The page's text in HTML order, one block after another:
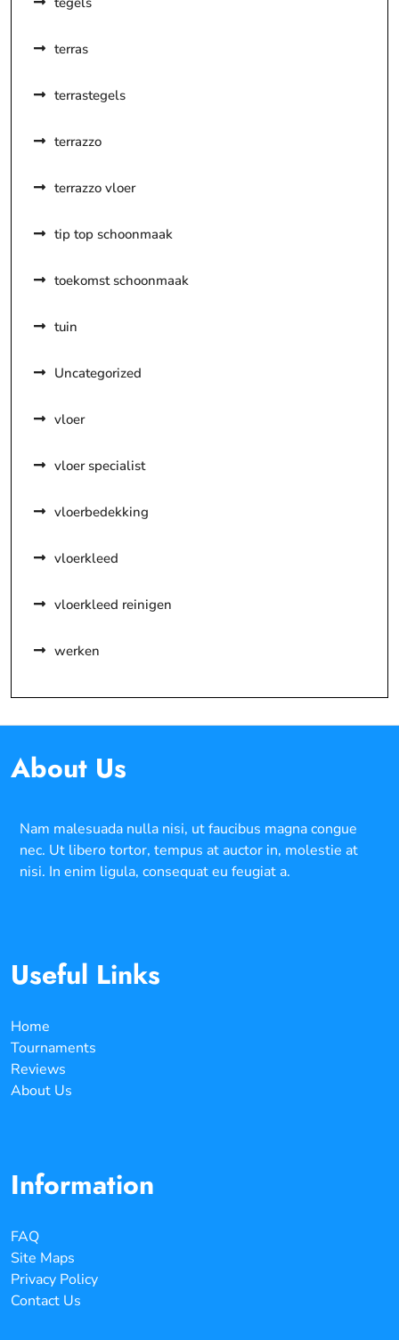
terras
terrastegels
terrazzo
terrazzo vloer
tip top schoonmaak
toekomst schoonmaak
tuin
Uncategorized
vloer
vloer specialist
vloerbedekking
vloerkleed
vloerkleed reinigen
werken
About Us
Nam malesuada nulla nisi, ut faucibus magna congue
nec. Ut libero tortor, tempus at auctor in, molestie at
nisi. In enim ligula, consequat eu feugiat a.
Useful Links
Home
Tournaments
Reviews
About Us
Information
FAQ
Site Maps
Privacy Policy
Contact Us